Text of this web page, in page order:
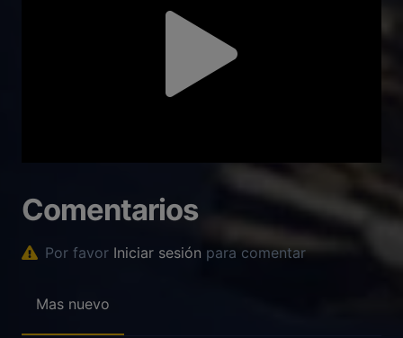
Comentarios
Por favor Iniciar sesión para comentar
Mas nuevo